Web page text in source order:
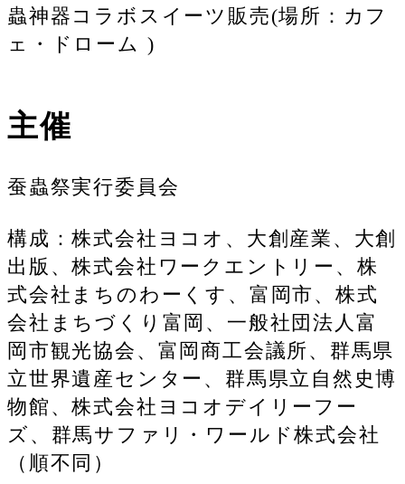
蟲神器コラボスイーツ販売(場所：カフ
ェ・ドローム )
主催
蚕蟲祭実行委員会
構成：株式会社ヨコオ、大創産業、大創
出版、株式会社ワークエントリー、株
式会社まちのわーくす、富岡市、株式
会社まちづくり富岡、一般社団法人富
岡市観光協会、富岡商工会議所、群馬県
立世界遺産センター、群馬県立自然史博
物館、株式会社ヨコオデイリーフー
ズ、群馬サファリ・ワールド株式会社
（順不同）